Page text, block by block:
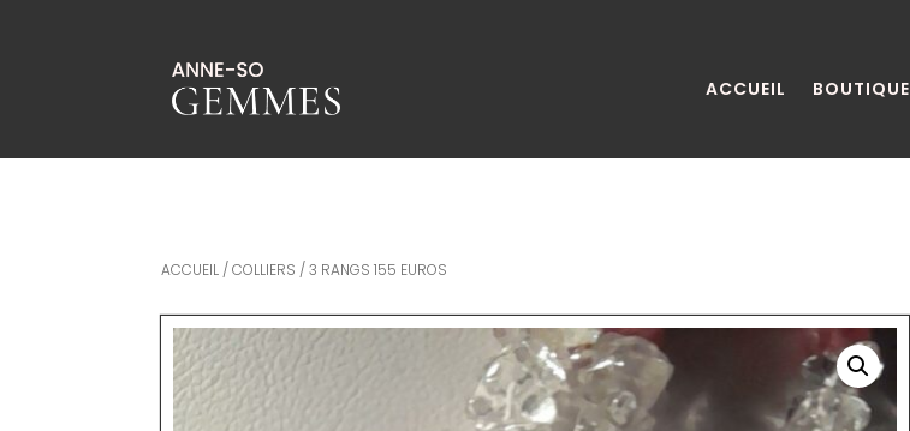
ACCUEIL BOUTIQUE
ACCUEIL /COLLIERS / 3 RANGS 155 EUROS